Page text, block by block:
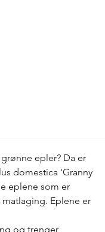
epler? Da er
domestica 'Granny
eplene som er
Eplene er
og trenger